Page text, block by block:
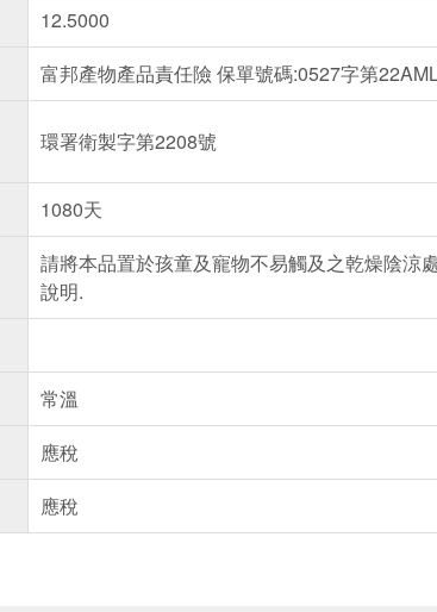
12.5000
富邦產物產品責任險 保單號碼:0527字第
環署衛製字第2208號
1080天
請將本品置於孩童及寵物不易觸及之乾燥陰涼
說明.
常溫
應稅
應稅